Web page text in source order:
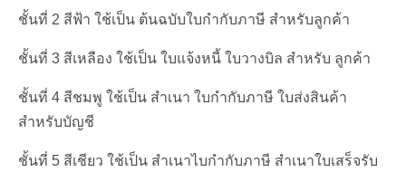
ชั้นที่ 2 สีฟ้า ใช้เป็น ต้นฉบับใบกำกับภาษี สำหรับลูกค้า
ชั้นที่ 3 สีเหลือง ใช้เป็น ใบแจ้งหนี้ ใบวางบิล สำหรับ ลูกค้า
ชั้นที่ 4 สีชมพู ใช้เป็น สำเนา ใบกำกับภาษี ใบส่งสินค้า
สำหรับบัญชี
ชั้นที่ 5 สีเชียว ใช้เป็น สำเนาไบกำกับภาษี สำเนาใบเสร็จรับ